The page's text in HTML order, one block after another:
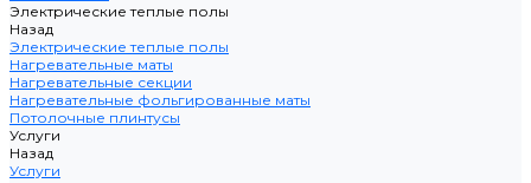
Электрические теплые полы
Назад
Электрические теплые полы
Нагревательные маты
Нагревательные секции
Нагревательные фольгированные маты
Потолочные плинтусы
Услуги
Назад
Услуги